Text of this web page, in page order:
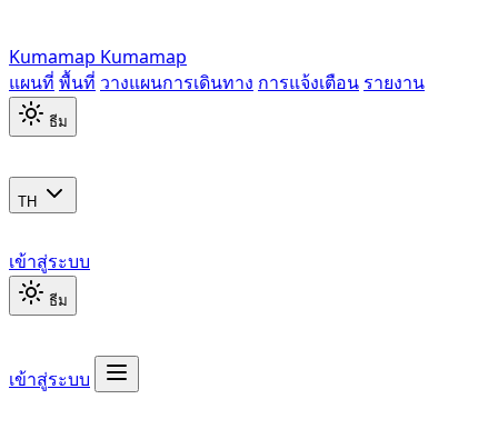
Kumamap Kumamap
แผนที่ พื้นที่ วางแผนการเดินทาง การแจ้งเตือน รายงาน
ธีม
TH
เข้าสู่ระบบ
ธีม
เข้าสู่ระบบ